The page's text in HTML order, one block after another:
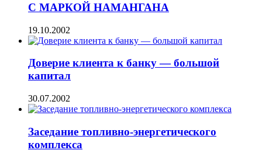
С МАРКОЙ НАМАНГАНА
19.10.2002
Доверие клиента к банку — большой
капитал
30.07.2002
Заседание топливно-энергетического
комплекса